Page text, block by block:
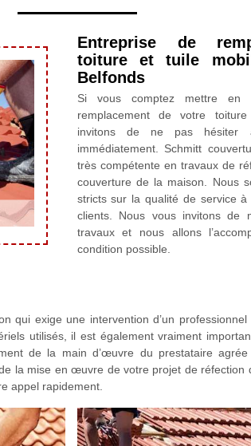
Entreprise de
toiture et tuile
Belfonds
Si vous comptez mettre
remplacement de votre
invitons de ne pas hésiter
immédiatement. Schmitt
très compétente en travaux de
couverture de la maison. Nous
stricts sur la qualité de service
clients. Nous vous invitons de
travaux et nous allons
condition possible.
qui exige une intervention d’un
utilisés, il est également vraiment
de la main d’œuvre du prestataire
la mise en œuvre de votre projet de réfection
appel rapidement.